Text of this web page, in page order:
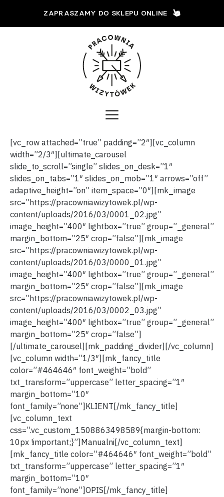
ZAPRASZAMY DO SKLEPU ONLINE
[vc_row attached=”true” padding=”2″][vc_column
width=”2/3″][ultimate_carousel
slide_to_scroll=”single” slides_on_desk=”1″
slides_on_tabs=”1″ slides_on_mob=”1″ arrows=”off”
adaptive_height=”on” item_space=”0″][mk_image
src=”https://pracowniawizytowek.pl/wp-
content/uploads/2016/03/0001_02.jpg”
image_height=”400″ lightbox=”true” group=”_general”
margin_bottom=”25″ crop=”false”][mk_image
src=”https://pracowniawizytowek.pl/wp-
content/uploads/2016/03/0000_01.jpg”
image_height=”400″ lightbox=”true” group=”_general”
margin_bottom=”25″ crop=”false”][mk_image
src=”https://pracowniawizytowek.pl/wp-
content/uploads/2016/03/0002_03.jpg”
image_height=”400″ lightbox=”true” group=”_general”
margin_bottom=”25″ crop=”false”]
[/ultimate_carousel][mk_padding_divider][/vc_column]
[vc_column width=”1/3″][mk_fancy_title
color=”#464646″ font_weight=”bold”
txt_transform=”uppercase” letter_spacing=”1″
margin_bottom=”10″
font_family=”none”]KLIENT[/mk_fancy_title]
[vc_column_text
css=”.vc_custom_1508863498589{margin-bottom:
10px !important;}”]Manualni[/vc_column_text]
[mk_fancy_title color=”#464646″ font_weight=”bold”
txt_transform=”uppercase” letter_spacing=”1″
margin_bottom=”10″
font_family=”none”]OPIS[/mk_fancy_title]